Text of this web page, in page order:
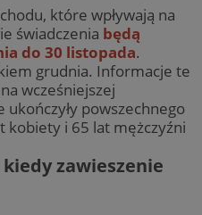
które wpływają na
świadczenia będą
do 30 listopada.
grudnia. Informacje te
wcześniejszej
powszechnego
kobiety i 65 lat mężczyźni
zawieszenie